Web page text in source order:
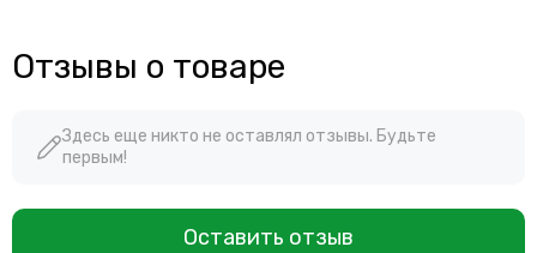
Отзывы о товаре
Здесь еще никто не оставлял отзывы. Будьте
первым!
Оставить отзыв